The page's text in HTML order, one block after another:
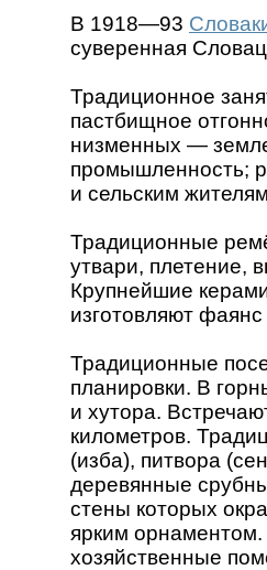
В 1918—93
суверенная
Традиционное
пастбищное
низменных —
промышленность;
и сельским
Традиционные
утвари, плетение,
Крупнейшие
изготовляют
Традиционные
планировки. В
и хутора.
километров.
(изба), питвора
деревянные
стены которых
ярким
хозяйственные